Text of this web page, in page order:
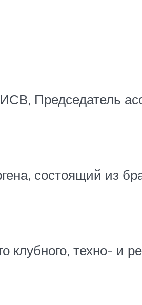
Председатель
состоящий из
клубного, техно- и